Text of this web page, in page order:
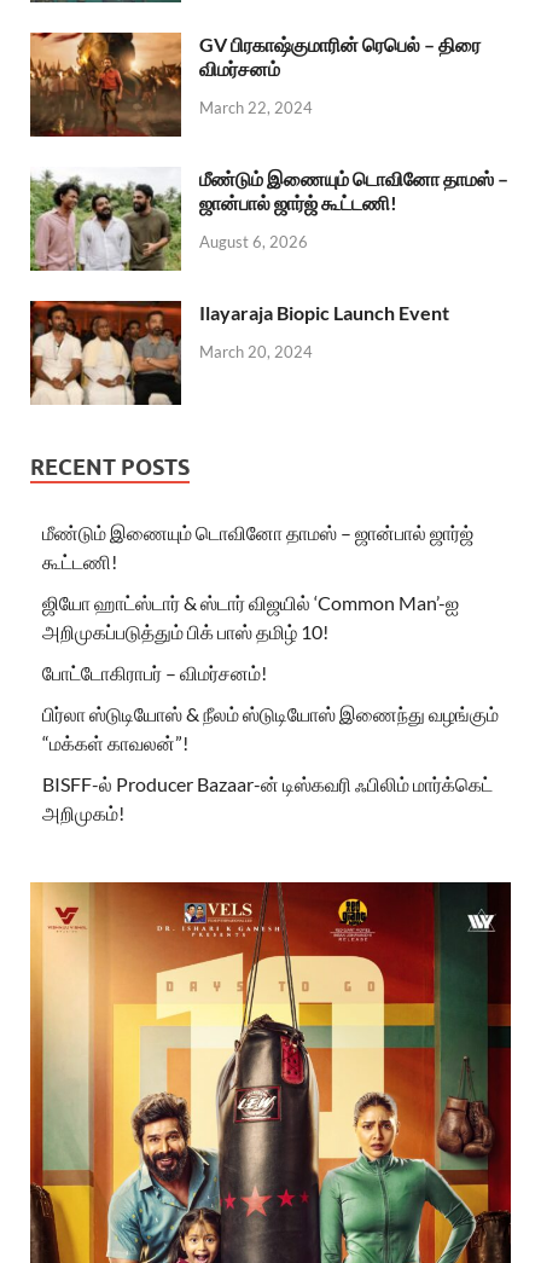
GV பிரகாஷ்குமாரின் ரெபெல் – திரை
விமர்சனம்
March 22, 2024
மீண்டும் இணையும் டொவினோ தாமஸ் –
ஜான்பால் ஜார்ஜ் கூட்டணி!
August 6, 2026
Ilayaraja Biopic Launch Event
March 20, 2024
RECENT POSTS
மீண்டும் இணையும் டொவினோ தாமஸ் – ஜான்பால் ஜார்ஜ்
கூட்டணி!
ஜியோ ஹாட்ஸ்டார் & ஸ்டார் விஜயில் ‘Common Man’-ஐ
அறிமுகப்படுத்தும் பிக் பாஸ் தமிழ் 10!
போட்டோகிராபர் – விமர்சனம்!
பிர்லா ஸ்டுடியோஸ் & நீலம் ஸ்டுடியோஸ் இணைந்து வழங்கும்
“மக்கள் காவலன்”!
BISFF-ல் Producer Bazaar-ன் டிஸ்கவரி ஃபிலிம் மார்க்கெட்
அறிமுகம்!